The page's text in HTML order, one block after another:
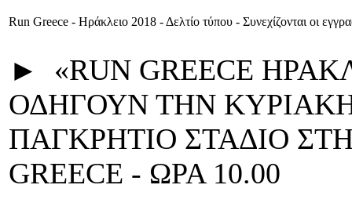
Run Greece - Ηράκλειο 2018 - Δελτίο τύπου - Συνεχίζονται οι
► «RUN GREECE
ΟΔΗΓΟΥΝ ΤΗΝ
ΠΑΓΚΡΗΤΙΟ ΣΤΑΔΙΟ
GREECE - ΩΡΑ 10.00